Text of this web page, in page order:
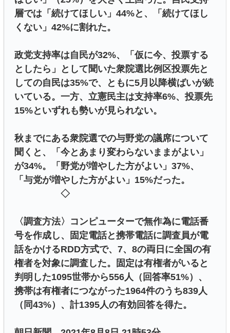
層では「続けてほしい」44%と、「続けてほし
くない」42%に割れた。
政党支持率は自民が32%、「仮に今、投票する
としたら」として聞いた衆院選比例区投票先と
しての自民は35%で、ともに5月以降横ばいが続
いている。一方、立憲民主は支持率6%、投票先
15%といずれも勢いが見られない。
秋までにある衆院選での与野党の議席について
聞くと、「今とあまり変わらないままがよい」
が34%。「野党が増やした方がよい」37%、
「与党が増やした方がよい」15%だった。
◇
〈調査方法〉コンピューターで無作為に電話番
号を作成し、固定電話と携帯電話に調査員が電
話をかけるRDD方式で、7、8の両日に全国の有
権者を対象に調査した。固定は有権者がいると
判明した1095世帯から556人（回答率51%）、
携帯は有権者につながった1964件のうち839人
（同43%）、計1395人の有効回答を得た。